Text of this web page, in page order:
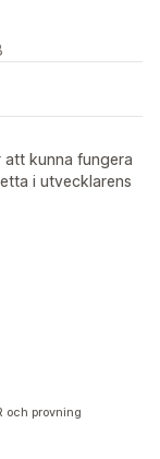
kunna fungera
i utvecklarens
och provning